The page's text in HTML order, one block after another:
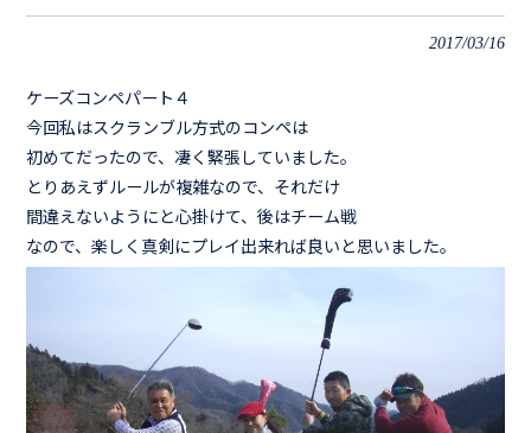
2017/03/16
ケーズコンペパート４
今回私はスクランブル方式のコンペは
初めてだったので、凄く緊張していました。
とりあえずルールが複雑なので、それだけ
間違えないようにと心掛けて、後はチーム戦
なので、楽しく真剣にプレイ出来れば良いと思いました。